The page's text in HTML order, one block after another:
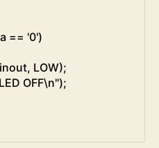
== '0')
, LOW);
OFF\n");